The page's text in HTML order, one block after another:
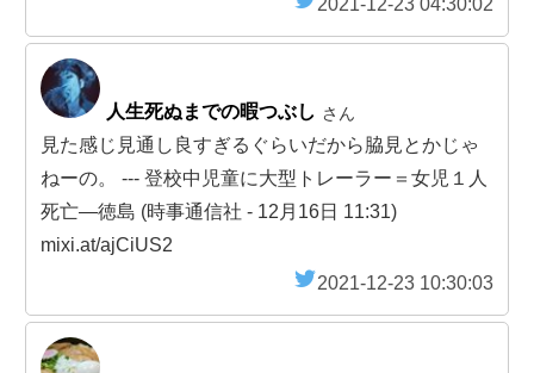
人生死ぬまでの暇つぶし さん
見た感じ見通し良すぎるぐらいだから脇見とかじゃ
ねーの。 --- 登校中児童に大型トレーラー＝女児１人
死亡―徳島 (時事通信社 - 12月16日 11:31)
mixi.at/ajCiUS2
2021-12-23 10:30:03